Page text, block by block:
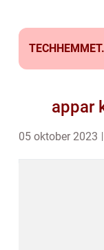
TECHHEMMET.
appar
05 oktober 2023